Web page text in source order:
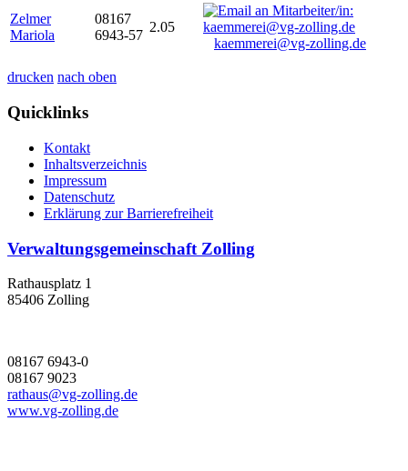
Zelmer
Mariola
08167
6943-57
2.05
kaemmerei@vg-zolling.de
drucken nach oben
Quicklinks
Kontakt
Inhaltsverzeichnis
Impressum
Datenschutz
Erklärung zur Barrierefreiheit
Verwaltungsgemeinschaft Zolling
Rathausplatz 1
85406 Zolling
08167 6943-0
08167 9023
rathaus@vg-zolling.de
www.vg-zolling.de